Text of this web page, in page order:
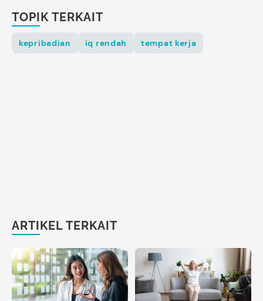
TOPIK TERKAIT
kepribadian iq rendah tempat kerja
ARTIKEL TERKAIT